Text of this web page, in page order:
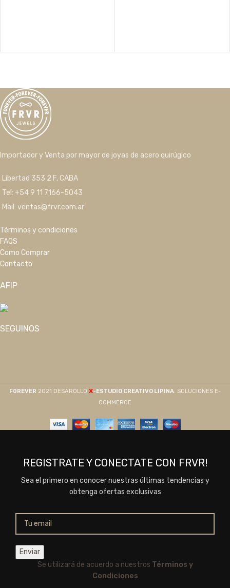
Importador y Venta por mayor de joyas de acero quirúgico
Libertad 353 2 F, CABA
Tel: +54 9 11 7166-5043
Mail: ventas@frvr.com.ar
Términos y condiciones
FAQS
Como Comprar
Contacto
AFIP
SEGUINOS
F0REVER 2021 DESAROLLO X-ESTUDIO CREATIVO LIPINA. SOLUCIONES E-
COMMERCE
REGISTRATE Y CONECTATE CON FRVR!
Sea el primero en conocer nuestras últimas tendencias y
obtenga ofertas exclusivas
Se utilizará de acuerdo a nuestros Términos y
Condiciones